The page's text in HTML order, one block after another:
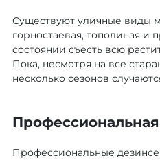
Существуют уличные виды
горностаевая, тополиная и
состоянии съесть всю
Пока, несмотря на все
несколько сезонов
Профессиональные